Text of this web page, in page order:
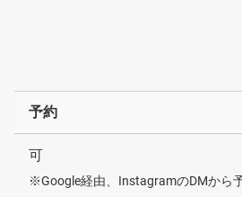
予約
可
※Google経由、InstagramのDMから